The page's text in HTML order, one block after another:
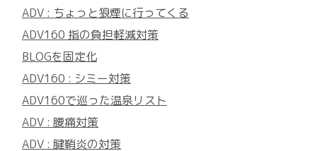
ADV : ちょっと狼煙に行ってくる
ADV160 指の負担軽減対策
BLOGを固定化
ADV160 : シミー対策
ADV160で巡った温泉リスト
ADV : 腰痛対策
ADV : 腱鞘炎の対策